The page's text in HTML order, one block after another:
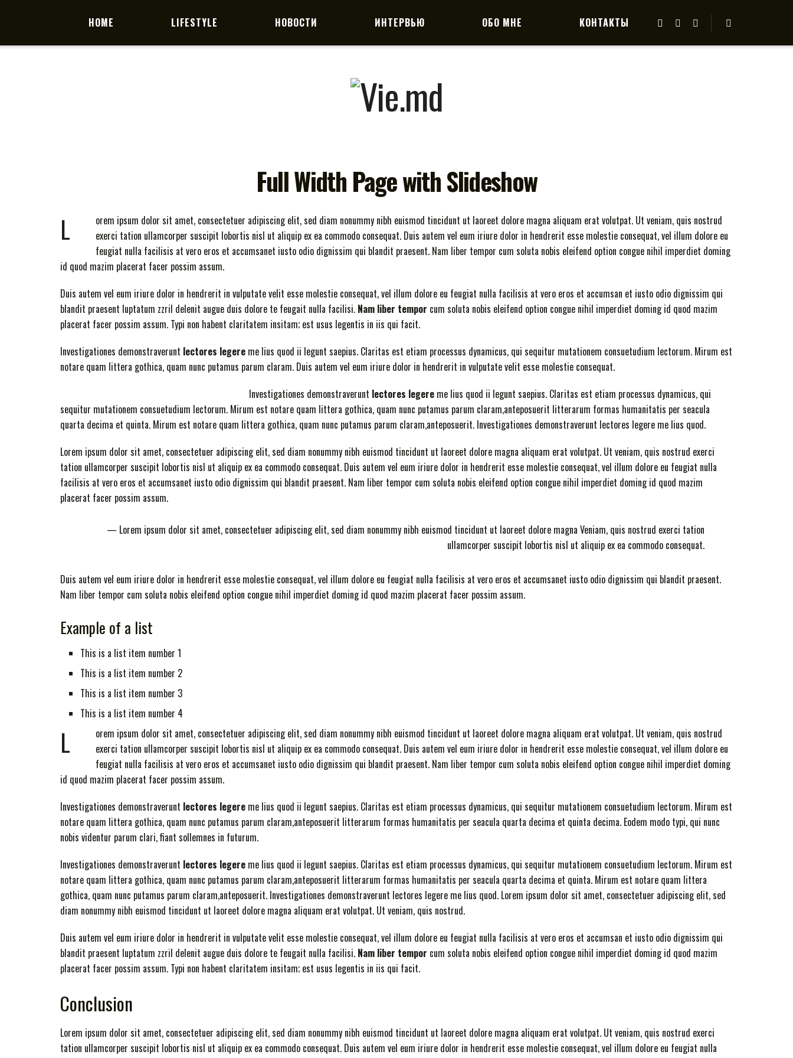
HOME LIFESTYLE НОВОСТИ ИНТЕРВЬЮ ОБО МНЕ КОНТАКТЫ
Full Width Page with Slideshow
L
orem ipsum dolor sit amet, consectetuer adipiscing elit, sed diam nonummy nibh euismod tincidunt ut laoreet dolore magna aliquam erat volutpat. Ut veniam, quis nostrud
exerci tation ullamcorper suscipit lobortis nisl ut aliquip ex ea commodo consequat. Duis autem vel eum iriure dolor in hendrerit esse molestie consequat, vel illum dolore eu
feugiat nulla facilisis at vero eros et accumsanet iusto odio dignissim qui blandit praesent. Nam liber tempor cum soluta nobis eleifend option congue nihil imperdiet doming
id quod mazim placerat facer possim assum.
Duis autem vel eum iriure dolor in hendrerit in vulputate velit esse molestie consequat, vel illum dolore eu feugiat nulla facilisis at vero eros et accumsan et iusto odio dignissim qui
blandit praesent luptatum zzril delenit augue duis dolore te feugait nulla facilisi. Nam liber tempor cum soluta nobis eleifend option congue nihil imperdiet doming id quod mazim
placerat facer possim assum. Typi non habent claritatem insitam; est usus legentis in iis qui facit.
Investigationes demonstraverunt lectores legere me lius quod ii legunt saepius. Claritas est etiam processus dynamicus, qui sequitur mutationem consuetudium lectorum. Mirum est
notare quam littera gothica, quam nunc putamus parum claram. Duis autem vel eum iriure dolor in hendrerit in vulputate velit esse molestie consequat.
Investigationes demonstraverunt lectores legere me lius quod ii legunt saepius. Claritas est etiam processus dynamicus, qui
sequitur mutationem consuetudium lectorum. Mirum est notare quam littera gothica, quam nunc putamus parum claram,anteposuerit litterarum formas humanitatis per seacula
quarta decima et quinta. Mirum est notare quam littera gothica, quam nunc putamus parum claram,anteposuerit. Investigationes demonstraverunt lectores legere me lius quod.
Lorem ipsum dolor sit amet, consectetuer adipiscing elit, sed diam nonummy nibh euismod tincidunt ut laoreet dolore magna aliquam erat volutpat. Ut veniam, quis nostrud exerci
tation ullamcorper suscipit lobortis nisl ut aliquip ex ea commodo consequat. Duis autem vel eum iriure dolor in hendrerit esse molestie consequat, vel illum dolore eu feugiat nulla
facilisis at vero eros et accumsanet iusto odio dignissim qui blandit praesent. Nam liber tempor cum soluta nobis eleifend option congue nihil imperdiet doming id quod mazim
placerat facer possim assum.
Lorem ipsum dolor sit amet, consectetuer adipiscing elit, sed diam nonummy nibh euismod tincidunt ut laoreet dolore magna Veniam, quis nostrud exerci tation
ullamcorper suscipit lobortis nisl ut aliquip ex ea commodo consequat.
Duis autem vel eum iriure dolor in hendrerit esse molestie consequat, vel illum dolore eu feugiat nulla facilisis at vero eros et accumsanet iusto odio dignissim qui blandit praesent.
Nam liber tempor cum soluta nobis eleifend option congue nihil imperdiet doming id quod mazim placerat facer possim assum.
Example of a list
This is a list item number 1
This is a list item number 2
This is a list item number 3
This is a list item number 4
L
orem ipsum dolor sit amet, consectetuer adipiscing elit, sed diam nonummy nibh euismod tincidunt ut laoreet dolore magna aliquam erat volutpat. Ut veniam, quis nostrud
exerci tation ullamcorper suscipit lobortis nisl ut aliquip ex ea commodo consequat. Duis autem vel eum iriure dolor in hendrerit esse molestie consequat, vel illum dolore eu
feugiat nulla facilisis at vero eros et accumsanet iusto odio dignissim qui blandit praesent. Nam liber tempor cum soluta nobis eleifend option congue nihil imperdiet doming
id quod mazim placerat facer possim assum.
Investigationes demonstraverunt lectores legere me lius quod ii legunt saepius. Claritas est etiam processus dynamicus, qui sequitur mutationem consuetudium lectorum. Mirum est
notare quam littera gothica, quam nunc putamus parum claram,anteposuerit litterarum formas humanitatis per seacula quarta decima et quinta decima. Eodem modo typi, qui nunc
nobis videntur parum clari, fiant sollemnes in futurum.
Investigationes demonstraverunt lectores legere me lius quod ii legunt saepius. Claritas est etiam processus dynamicus, qui sequitur mutationem consuetudium lectorum. Mirum est
notare quam littera gothica, quam nunc putamus parum claram,anteposuerit litterarum formas humanitatis per seacula quarta decima et quinta. Mirum est notare quam littera
gothica, quam nunc putamus parum claram,anteposuerit. Investigationes demonstraverunt lectores legere me lius quod. Lorem ipsum dolor sit amet, consectetuer adipiscing elit, sed
diam nonummy nibh euismod tincidunt ut laoreet dolore magna aliquam erat volutpat. Ut veniam, quis nostrud.
Duis autem vel eum iriure dolor in hendrerit in vulputate velit esse molestie consequat, vel illum dolore eu feugiat nulla facilisis at vero eros et accumsan et iusto odio dignissim qui
blandit praesent luptatum zzril delenit augue duis dolore te feugait nulla facilisi. Nam liber tempor cum soluta nobis eleifend option congue nihil imperdiet doming id quod mazim
placerat facer possim assum. Typi non habent claritatem insitam; est usus legentis in iis qui facit.
Conclusion
Lorem ipsum dolor sit amet, consectetuer adipiscing elit, sed diam nonummy nibh euismod tincidunt ut laoreet dolore magna aliquam erat volutpat. Ut veniam, quis nostrud exerci
tation ullamcorper suscipit lobortis nisl ut aliquip ex ea commodo consequat. Duis autem vel eum iriure dolor in hendrerit esse molestie consequat, vel illum dolore eu feugiat nulla